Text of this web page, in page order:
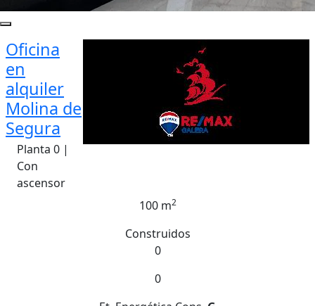
Oficina
en
alquiler
Molina de
Segura
Planta 0 |
Con
ascensor
100 m2
Construidos
0
0